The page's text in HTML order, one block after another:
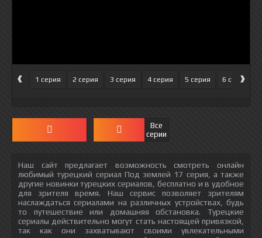
‹ 1 серия 2 серия 3 серия 4 серия 5 серия 6 серия
›
Все
серии
Наш сайт предлагает возможность смотреть онлайн
любимый турецкий сериал Под землей 17 серия, а также
другие новинки турецких сериалов, бесплатно и в удобное
для зрителя время. Наш сервис позволяет зрителям
наслаждаться сериалами на различных устройствах, будь
то путешествие или домашняя обстановка. Турецкие
сериалы действительно могут стать настоящей привязкой,
так как они захватывают своими увлекательными